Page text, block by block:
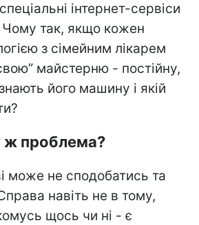
інтернет-сервіси
так, якщо кожен
з сімейним лікарем
майстерню - постійну,
його машину і якій
проблема?
може не сподобатись та
навіть не в тому,
щось чи ні - є